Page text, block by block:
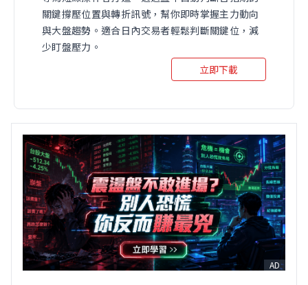
關鍵撐壓位置與轉折訊號，幫你即時掌握主力動向
與大盤趨勢。適合日內交易者輕鬆判斷關鍵位，減
少盯盤壓力。
立即下載
AD